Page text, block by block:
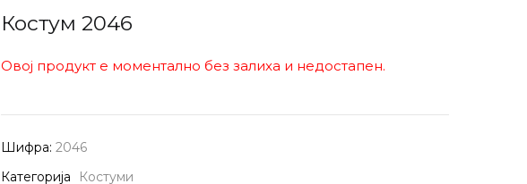
Костум 2046
Овој продукт е моментално без залиха и недостапен.
Шифра: 2046
Категорија
Костуми